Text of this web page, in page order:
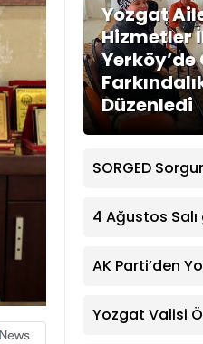
Yozgat
Hizmetler
Düzenledi
SORGED
4 Ağustos
Eczane
AK Parti’den
Dernek
Yozgat Valisi